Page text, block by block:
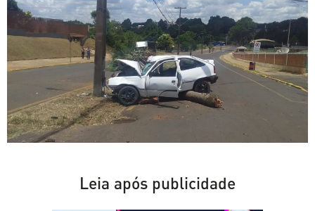
Leia após publicidade